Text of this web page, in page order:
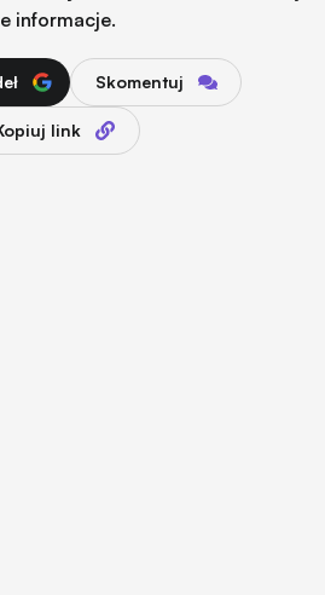
informacje.
Skomentuj
link